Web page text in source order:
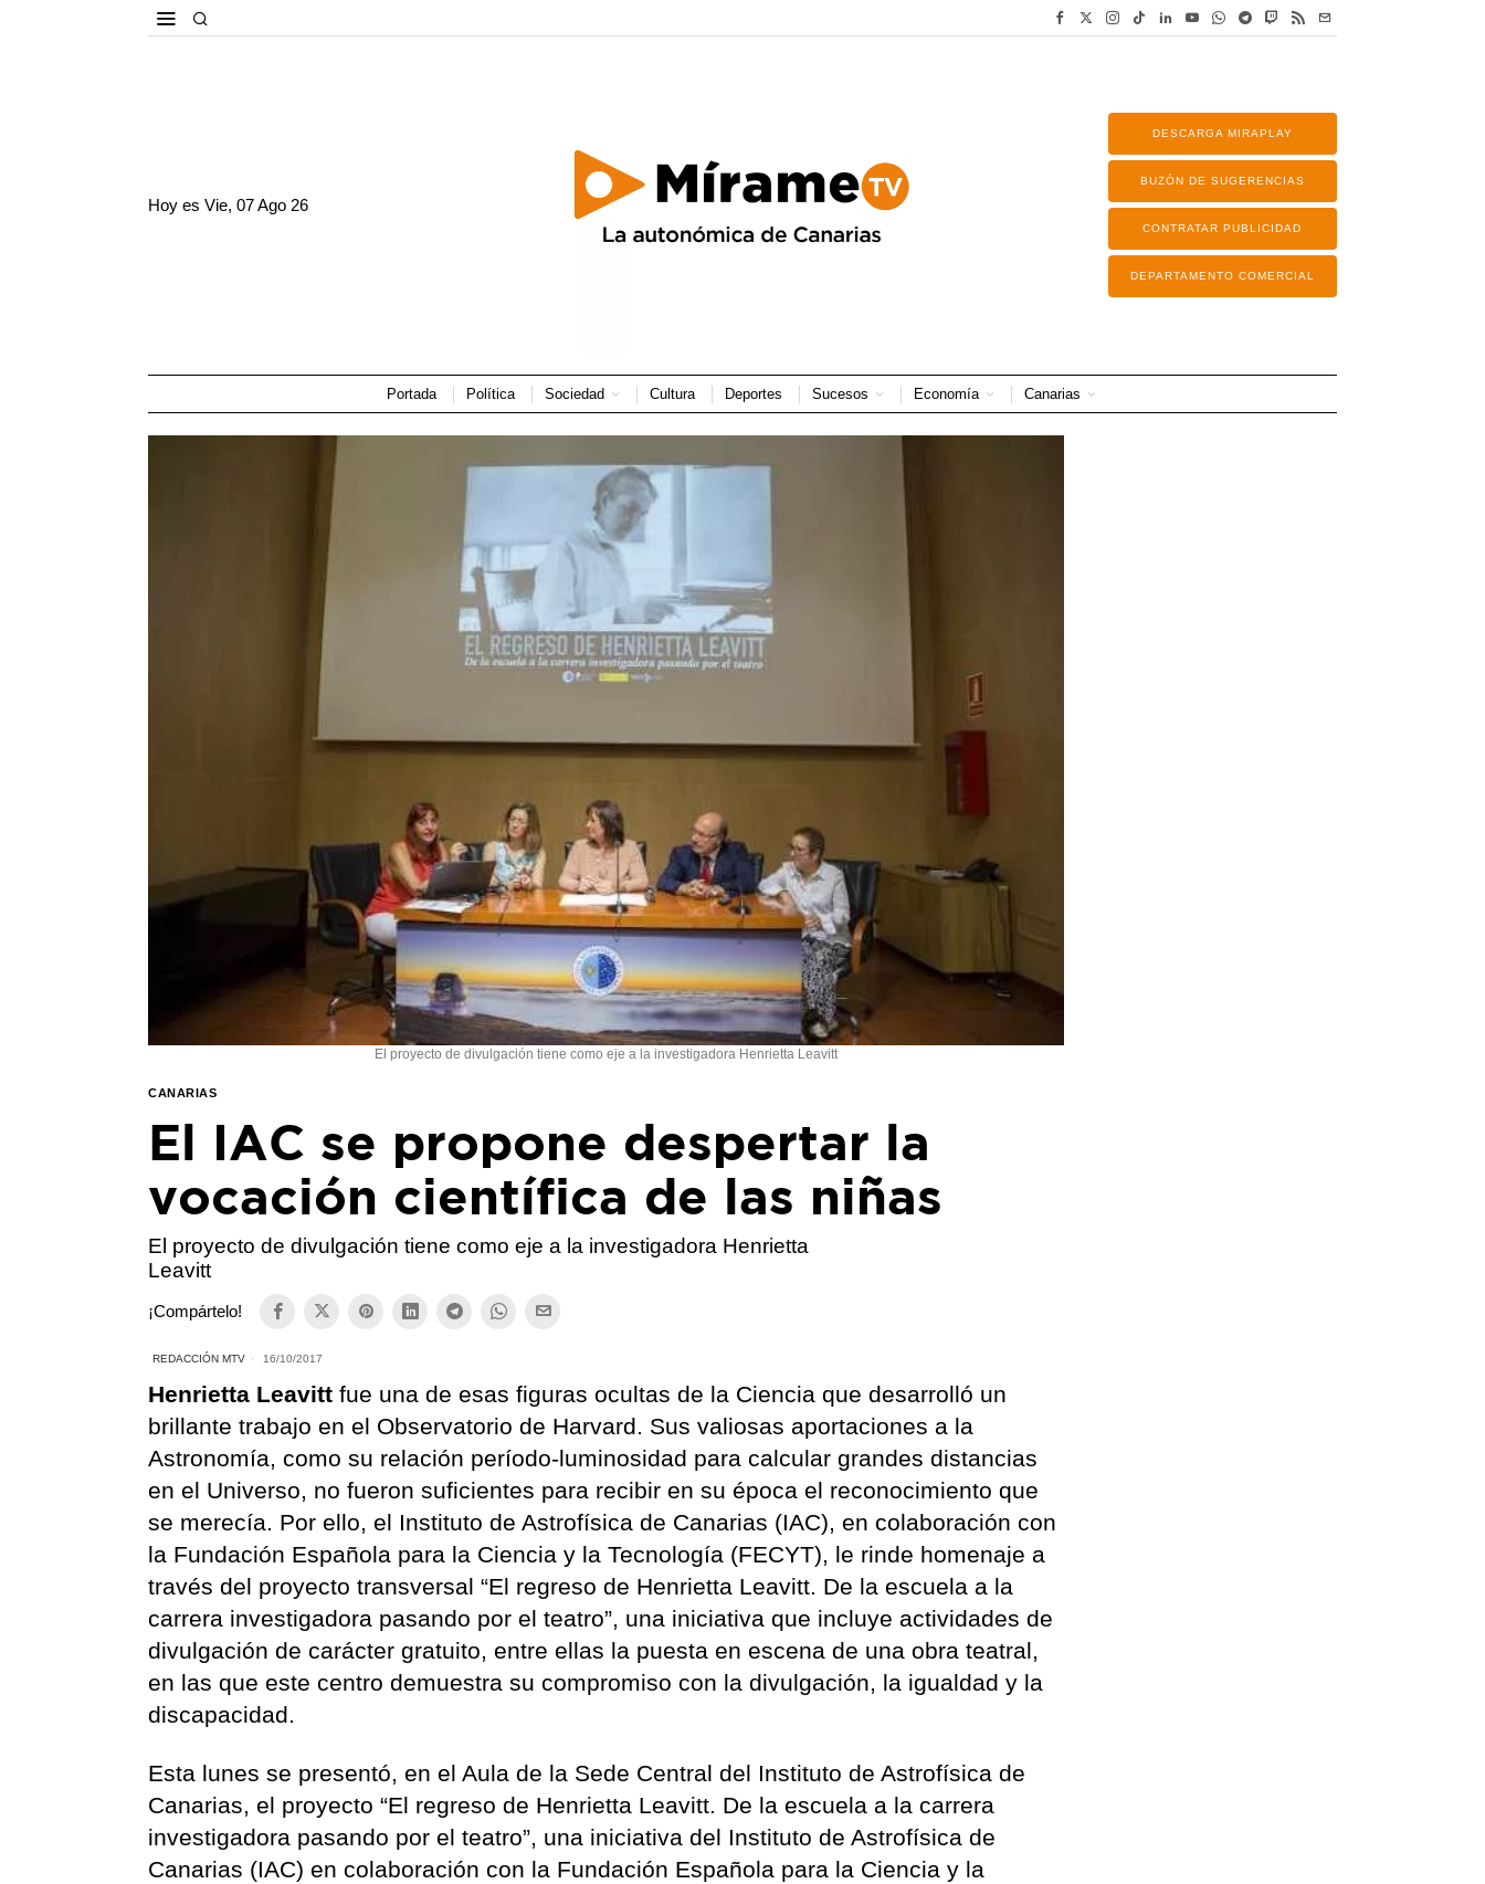
Hoy esVie, 07 Ago 26
DESCARGA MIRAPLAY
BUZÓN DE SUGERENCIAS
CONTRATAR PUBLICIDAD
DEPARTAMENTO COMERCIAL
Portada Política Sociedad Cultura Deportes Sucesos Economía Canarias
El proyecto de divulgación tiene como eje a la investigadora Henrietta Leavitt
CANARIAS
El IAC se propone despertar la
vocación científica de las niñas
El proyecto de divulgación tiene como eje a la investigadora Henrietta
Leavitt
¡Compártelo!
REDACCIÓN MTV 16/10/2017
Henrietta Leavittfue una de esas figuras ocultas de la Ciencia que desarrolló un
brillante trabajo en el Observatorio de Harvard. Sus valiosas aportaciones a la
Astronomía, como su relación período-luminosidad para calcular grandes distancias
en el Universo, no fueron suficientes para recibir en su época el reconocimiento que
se merecía. Por ello, el Instituto de Astrofísica de Canarias (IAC), en colaboración con
la Fundación Española para la Ciencia y la Tecnología (FECYT), le rinde homenaje a
través del proyecto transversal “El regreso de Henrietta Leavitt. De la escuela a la
carrera investigadora pasando por el teatro”, una iniciativa que incluye actividades de
divulgación de carácter gratuito, entre ellas la puesta en escena de una obra teatral,
en las que este centro demuestra su compromiso con la divulgación, la igualdad y la
discapacidad.
Esta lunes se presentó, en el Aula de la Sede Central del Instituto de Astrofísica de
Canarias, el proyecto “El regreso de Henrietta Leavitt. De la escuela a la carrera
investigadora pasando por el teatro”, una iniciativa del Instituto de Astrofísica de
Canarias (IAC) en colaboración con la Fundación Española para la Ciencia y la